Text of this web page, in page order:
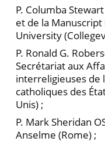
P. Columba
et de la Manuscript
Univer­sity
P. Ronald G.
Se­crétariat aux
interreligieuses de
catholiques des
Unis) ;
P. Mark Sheridan
Anselme (Rome) ;